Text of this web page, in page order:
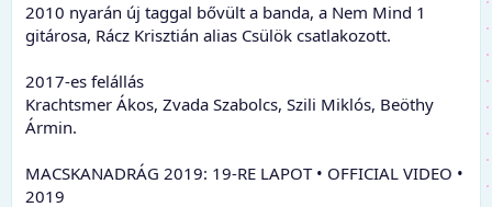
2010 nyarán új taggal bővült a banda, a Nem Mind 1
gitárosa, Rácz Krisztián alias Csülök csatlakozott.
2017-es felállás
Krachtsmer Ákos, Zvada Szabolcs, Szili Miklós, Beöthy
Ármin.
MACSKANADRÁG 2019: 19-RE LAPOT • OFFICIAL VIDEO •
2019